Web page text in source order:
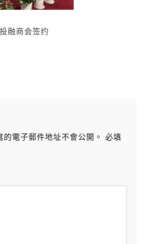
融商会签约
電子郵件地址不會公開。 必填